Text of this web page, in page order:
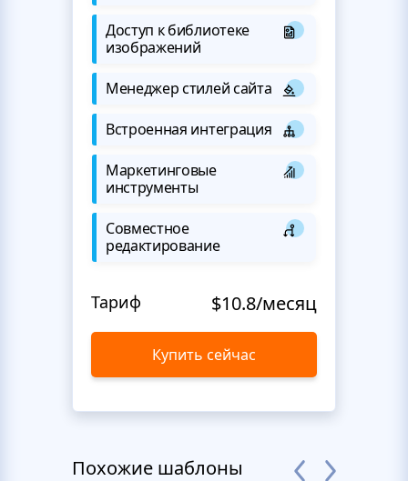
Доступ к библиотеке
изображений
Менеджер стилей сайта
Встроенная интеграция
Маркетинговые
инструменты
Совместное
редактирование
Тариф $10.8/месяц
Купить сейчас
Похожие шаблоны